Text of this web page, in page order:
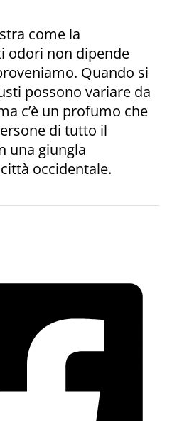
come la
odori non dipende
Quando si
possono variare da
c’è un profumo che
di tutto il
una giungla
occidentale.